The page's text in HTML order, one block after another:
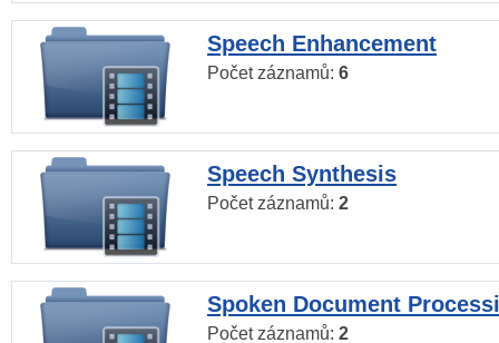
Speech Enhancement
Počet záznamů: 6
Speech Synthesis
Počet záznamů: 2
Spoken Document
Počet záznamů: 2